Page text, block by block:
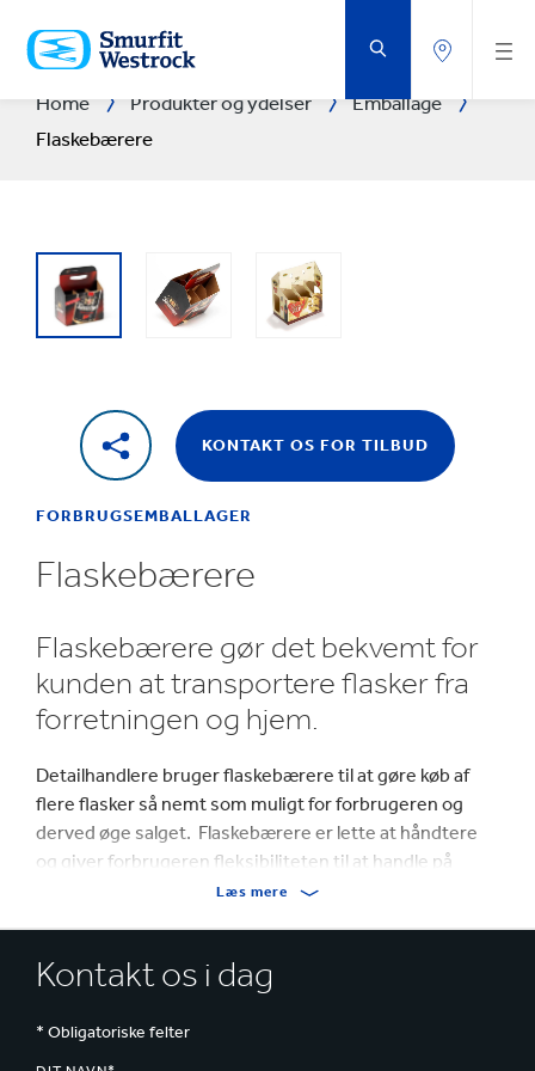
DIREKTE
TIL
HOVEDINDHOLDET
Home Produkter og ydelser
Emballage
Flaskebærere
KONTAKT OS FOR TILBUD
FORBRUGSEMBALLAGER
Flaskebærere
Flaskebærere gør det bekvemt for
kunden at transportere flasker fra
forretningen og hjem.
Detailhandlere bruger flaskebærere til at gøre køb af
flere flasker så nemt som muligt for forbrugeren og
derved øge salget. Flaskebærere er lette at håndtere
og giver forbrugeren fleksibiliteten til at handle på
tværs af forskellige slags produkter og brands samt
Producenter bruger også flaskebærere til
stor visuel virkning på hylden. Flaskebærere gør det
muligt for brands at adskille sig fra konkurrenterne og
Læs mere
Kontakt os i dag
* Obligatoriske felter